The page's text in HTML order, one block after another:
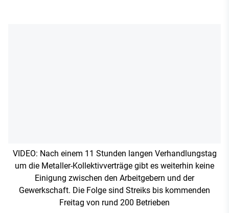
VIDEO: Nach einem 11 Stunden langen Verhandlungstag
um die Metaller-Kollektivverträge gibt es weiterhin keine
Einigung zwischen den Arbeitgebern und der
Gewerkschaft. Die Folge sind Streiks bis kommenden
Freitag von rund 200 Betrieben